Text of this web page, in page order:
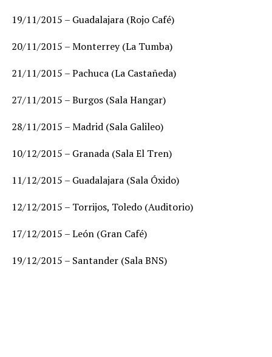
19/11/2015 – Guadalajara (Rojo Café)
20/11/2015 – Monterrey (La Tumba)
21/11/2015 – Pachuca (La Castañeda)
27/11/2015 – Burgos (Sala Hangar)
28/11/2015 – Madrid (Sala Galileo)
10/12/2015 – Granada (Sala El Tren)
11/12/2015 – Guadalajara (Sala Óxido)
12/12/2015 – Torrijos, Toledo (Auditorio)
17/12/2015 – León (Gran Café)
19/12/2015 – Santander (Sala BNS)